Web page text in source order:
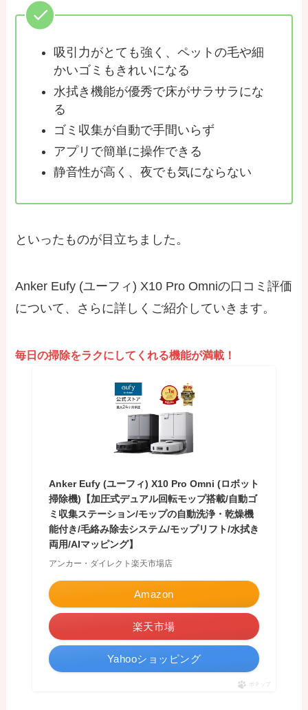
吸引力がとても強く、ペットの毛や細
かいゴミもきれいになる
水拭き機能が優秀で床がサラサラにな
る
ゴミ収集が自動で手間いらず
アプリで簡単に操作できる
静音性が高く、夜でも気にならない
といったものが目立ちました。
Anker Eufy (ユーフィ) X10 Pro Omniの口コミ評価
について、さらに詳しくご紹介していきます。
毎日の掃除をラクにしてくれる機能が満載！
Anker Eufy (ユーフィ) X10 Pro Omni (ロボット
掃除機)【加圧式デュアル回転モップ搭載/自動ゴ
ミ収集ステーション/モップの自動洗浄・乾燥機
能付き/毛絡み除去システム/モップリフト/水拭き
両用/AIマッピング】
アンカー・ダイレクト楽天市場店
Amazon
楽天市場
Yahooショッピング
ポチップ